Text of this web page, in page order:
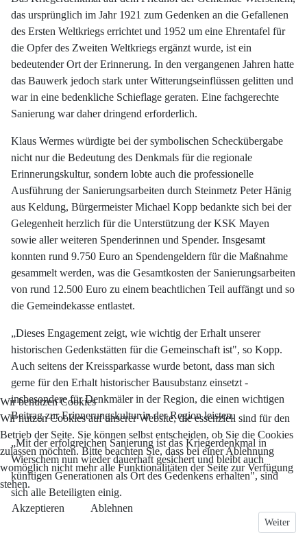
das ursprünglich im Jahr 1921 zum Gedenken an die Gefallenen
des Ersten Weltkriegs errichtet und 1952 um eine Ehrentafel für
die Opfer des Zweiten Weltkriegs ergänzt wurde, ist ein
bedeutender Ort der Erinnerung. In den vergangenen Jahren hatte
das Bauwerk jedoch stark unter Witterungseinflüssen gelitten und
war in eine bedenkliche Schieflage geraten. Eine fachgerechte
Sanierung war daher dringend erforderlich.
Klaus Wermes würdigte bei der symbolischen Scheckübergabe
nicht nur die Bedeutung des Denkmals für die regionale
Erinnerungskultur, sondern lobte auch die professionelle
Ausführung der Sanierungsarbeiten durch Steinmetz Peter Hänig
aus Keldung, Bürgermeister Michael Kopp bedankte sich bei der
Gelegenheit herzlich für die Unterstützung der KSK Mayen
sowie aller weiteren Spenderinnen und Spender. Insgesamt
konnten rund 9.750 Euro an Spendengeldern für die Maßnahme
gesammelt werden, was die Gesamtkosten der Sanierungsarbeiten
von rund 12.500 Euro zu einem beachtlichen Teil auffängt und so
die Gemeindekasse entlastet.
„Dieses Engagement zeigt, wie wichtig der Erhalt unserer
historischen Gedenkstätten für die Gemeinschaft ist", so Kopp.
Auch seitens der Kreissparkasse wurde betont, dass man sich
gerne für den Erhalt historischer Bausubstanz einsetzt -
insbesondere für Denkmäler in der Region, die einen wichtigen
Beitrag zur Erinnerungskultur in der Region leisten.
„Mit der erfolgreichen Sanierung ist das Kriegerdenkmal in
Wierschem nun wieder dauerhaft gesichert und bleibt auch
künftigen Generationen als Ort des Gedenkens erhalten", sind
sich alle Beteiligten einig.
Nächster
Weiter
Wir benutzen Cookies
Wir nutzen Cookies auf unserer Website, die essenziell sind für den
Betrieb der Seite. Sie können selbst entscheiden, ob Sie die Cookies
zulassen möchten. Bitte beachten Sie, dass bei einer Ablehnung
womöglich nicht mehr alle Funktionalitäten der Seite zur Verfügung
stehen.
Akzeptieren Ablehnen